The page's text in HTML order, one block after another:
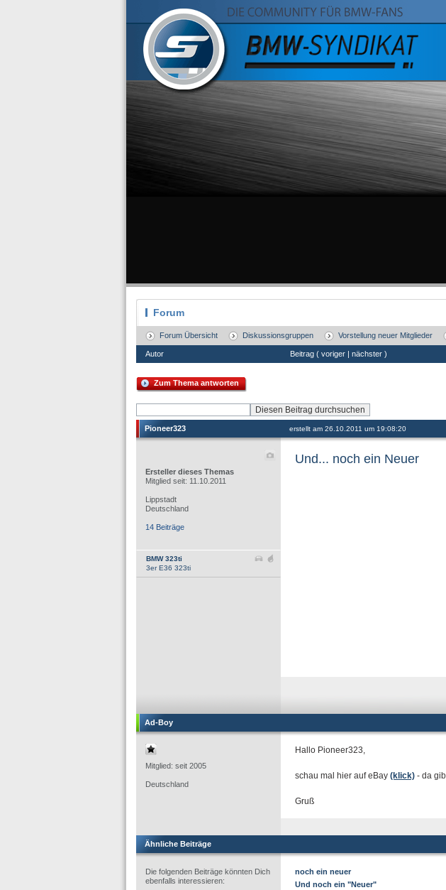
Forum
Forum Übersicht Diskussionsgruppen Vorstellung neuer Mitglieder
Autor Beitrag ( voriger | nächster )
Zum Thema antworten
Pioneer323 erstellt am 26.10.2011 um 19:08:20
Ersteller dieses Themas
Mitglied seit: 11.10.2011
Lippstadt
Deutschland
14 Beiträge
BMW 323ti
3er E36 323ti
Und... noch ein Neuer
Ad-Boy
Mitglied: seit 2005
Deutschland
Hallo Pioneer323,
schau mal hier auf eBay (klick) - da
Gruß
Ähnliche Beiträge
Die folgenden Beiträge könnten Dich
ebenfalls interessieren:
noch ein neuer
Und noch ein "Neuer"